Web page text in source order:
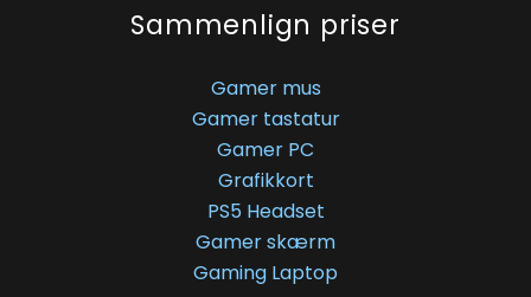
Sammenlign priser
Gamer mus
Gamer tastatur
Gamer PC
Grafikkort
PS5 Headset
Gamer skærm
Gaming Laptop